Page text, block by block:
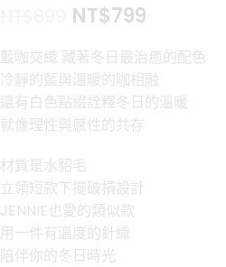
原
價
格：
NT$899。
NT$799目
價
格：
NT$799。
藍咖交織 藏著冬日最治癒的配色
冷靜的藍與溫暖的咖相融
還有白色點綴詮釋冬日的溫暖
就像理性與感性的共存
材質是水貂毛
立領短款下擺破損設計
JENNIE也愛的類似款
用一件有溫度的針織
陪伴你的冬日時光